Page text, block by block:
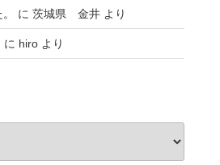
に 茨城県 金井より
に hiroより